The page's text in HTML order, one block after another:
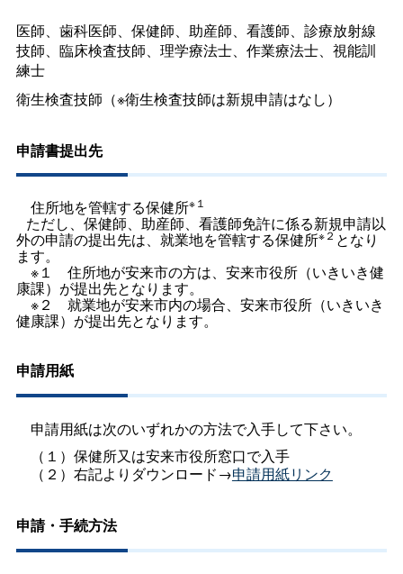
医師、歯科医師、保健師、助産師、看護師、診療放射線
技師、臨床検査技師、理学療法士、作業療法士、視能訓
練士
衛生検査技師（※衛生検査技師は新規申請はなし）
申請書提出先
住所地を管轄する保健所※１
ただし、保健師、助産師、看護師免許に係る新規申請以
外の申請の提出先は、就業地を管轄する保健所※２となり
ます。
※１ 住所地が安来市の方は、安来市役所（いきいき健
康課）が提出先となります。
※２ 就業地が安来市内の場合、安来市役所（いきいき
健康課）が提出先となります。
申請用紙
申請用紙は次のいずれかの方法で入手して下さい。
（１）保健所又は安来市役所窓口で入手
（２）右記よりダウンロード→申請用紙リンク
申請・手続方法